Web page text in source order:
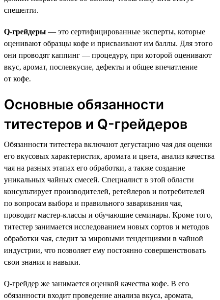
спешелти.
Q-грейдеры — это сертифицированные эксперты, которые
оценивают образцы кофе и присваивают им баллы. Для этого
они проводят каппинг — процедуру, при которой оценивают
вкус, аромат, послевкусие, дефекты и общее впечатление
от кофе.
Основные обязанности
титестеров и Q-грейдеров
Обязанности титестера включают дегустацию чая для оценки
его вкусовых характеристик, аромата и цвета, анализ качества
чая на разных этапах его обработки, а также создание
уникальных чайных смесей. Специалист в этой области
консультирует производителей, ретейлеров и потребителей
по вопросам выбора и правильного заваривания чая,
проводит мастер-классы и обучающие семинары. Кроме того,
титестер занимается исследованием новых сортов и методов
обработки чая, следит за мировыми тенденциями в чайной
индустрии, что позволяет ему постоянно совершенствовать
свои знания и навыки.
Q-грейдер же занимается оценкой качества кофе. В его
обязанности входит проведение анализа вкуса, аромата,